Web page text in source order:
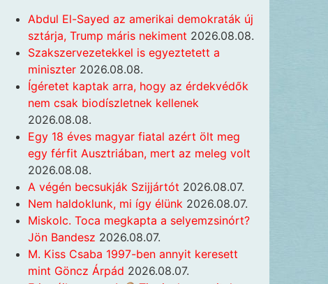
Abdul El-Sayed az amerikai demokraták új
sztárja, Trump máris nekiment 2026.08.08.
Szakszervezetekkel is egyeztetett a
miniszter 2026.08.08.
Ígéretet kaptak arra, hogy az érdekvédők
nem csak biodíszletnek kellenek
2026.08.08.
Egy 18 éves magyar fiatal azért ölt meg
egy férfit Ausztriában, mert az meleg volt
2026.08.08.
A végén becsukják Szijjártót 2026.08.07.
Nem haldoklunk, mi így élünk 2026.08.07.
Miskolc. Toca megkapta a selyemzsinórt?
Jön Bandesz 2026.08.07.
M. Kiss Csaba 1997-ben annyit keresett
mint Göncz Árpád 2026.08.07.